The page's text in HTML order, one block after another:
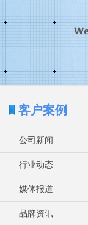
客户案例
公司新闻
行业动态
媒体报道
品牌资讯